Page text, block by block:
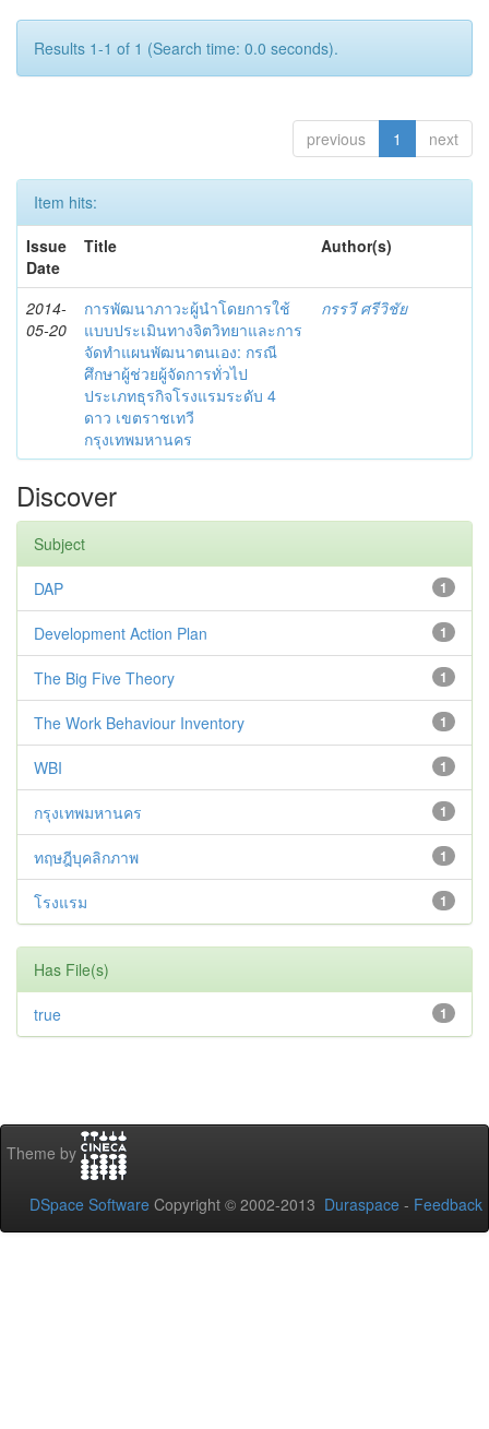
Results 1-1 of 1 (Search time: 0.0 seconds).
previous 1 next
Item hits:
Issue
Date
Title Author(s)
2014-
05-20
การพัฒนาภาวะผู้นำโดยการใช้
แบบประเมินทางจิตวิทยาและการ
จัดทำแผนพัฒนาตนเอง: กรณี
ศึกษาผู้ช่วยผู้จัดการทั่วไป
ประเภทธุรกิจโรงแรมระดับ 4
ดาว เขตราชเทวี
กรุงเทพมหานคร
กรรวี ศรีวิชัย
Discover
Subject
1
DAP
1
Development Action Plan
1
The Big Five Theory
1
The Work Behaviour Inventory
1
WBI
1
กรุงเทพมหานคร
1
ทฤษฎีบุคลิกภาพ
1
โรงแรม
Has File(s)
1
true
Theme by
DSpace Software Copyright © 2002-2013 Duraspace - Feedback